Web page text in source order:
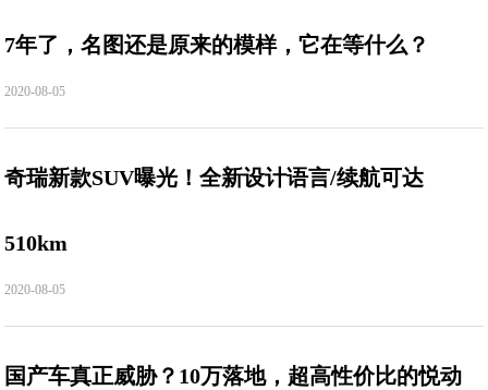
7年了，名图还是原来的模样，它在等什么？
2020-08-05
奇瑞新款SUV曝光！全新设计语言/续航可达
510km
2020-08-05
国产车真正威胁？10万落地，超高性价比的悦动